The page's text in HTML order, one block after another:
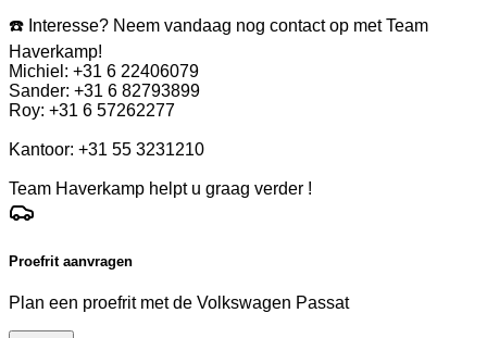
☎️ Interesse? Neem vandaag nog contact op met Team
Haverkamp!
Michiel: +31 6 22406079
Sander: +31 6 82793899
Roy: +31 6 57262277
Kantoor: +31 55 3231210
Team Haverkamp helpt u graag verder !
Proefrit aanvragen
Plan een proefrit met de Volkswagen Passat